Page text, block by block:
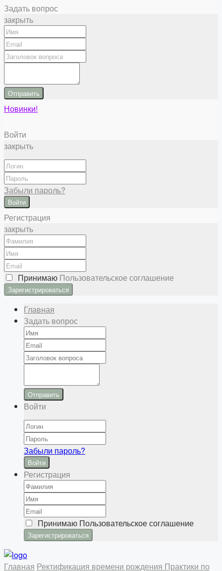
Задать вопрос
закрыть
Отправить
Новинки!
Войти
закрыть
Забыли пароль?
Войти
Регистрация
закрыть
Принимаю Пользовательское соглашение
Главная
Задать вопрос
Отправить
Войти
Забыли пароль?
Войти
Регистрация
Принимаю Пользовательское соглашение
Главная Ректификация времени рождения Практики по